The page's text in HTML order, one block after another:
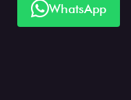
WhatsApp